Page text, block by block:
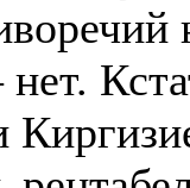
нет.